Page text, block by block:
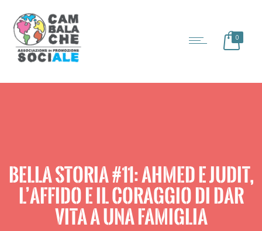
0
BELLA STORIA #11: AHMED E JUDIT,
L’AFFIDO E IL CORAGGIO DI DAR
VITA A UNA FAMIGLIA